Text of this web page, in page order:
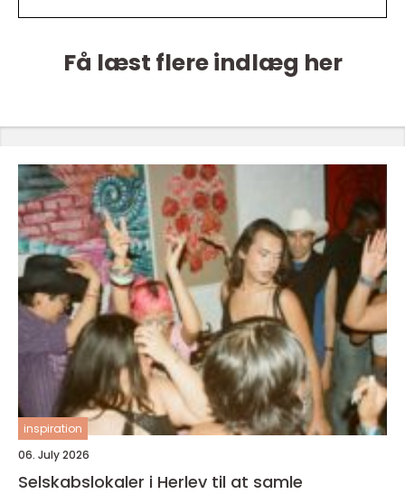
Få læst flere indlæg her
inspiration
06. July 2026
Selskabslokaler i Herlev til at samle